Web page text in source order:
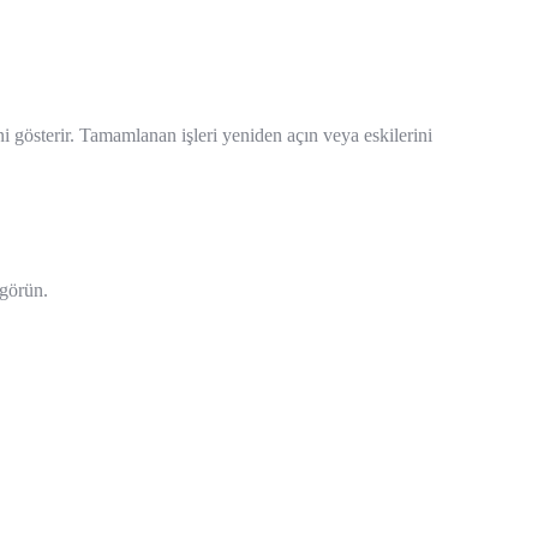
gösterir. Tamamlanan işleri yeniden açın veya eskilerini